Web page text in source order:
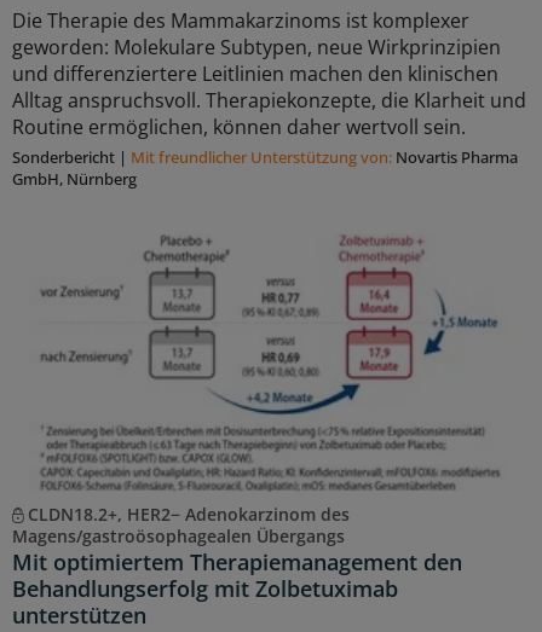
Die Therapie des Mammakarzinoms ist komplexer
geworden: Molekulare Subtypen, neue Wirkprinzipien
und differenziertere Leitlinien machen den klinischen
Alltag anspruchsvoll. Therapiekonzepte, die Klarheit und
Routine ermöglichen, können daher wertvoll sein.
Sonderbericht | Mit freundlicher Unterstützung von: Novartis Pharma
GmbH, Nürnberg
CLDN18.2+, HER2− Adenokarzinom des
Magens/gastroösophagealen Übergangs
Mit optimiertem Therapiemanagement den
Behandlungserfolg mit Zolbetuximab
unterstützen